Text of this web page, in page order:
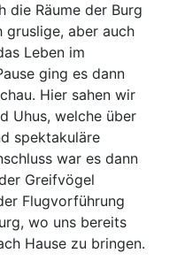
die Räume der Burg
aber auch
Leben im
ging es dann
Hier sahen wir
Uhus, welche über
spektakuläre
war es dann
Greifvögel
Flugvorführung
wo uns bereits
Hause zu bringen.